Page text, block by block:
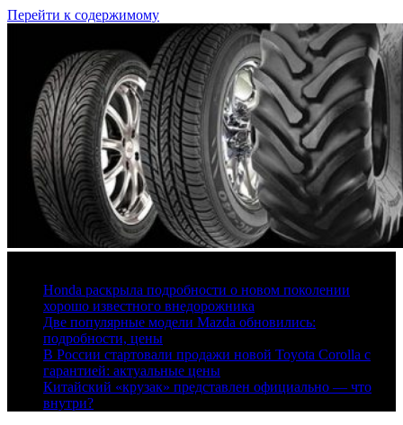
Перейти к содержимому
Honda раскрыла подробности о новом поколении
хорошо известного внедорожника
Две популярные модели Mazda обновились:
подробности, цены
В России стартовали продажи новой Toyota Corolla с
гарантией: актуальные цены
Китайский «крузак» представлен официально — что
внутри?